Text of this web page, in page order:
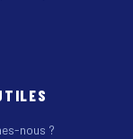
nous ?